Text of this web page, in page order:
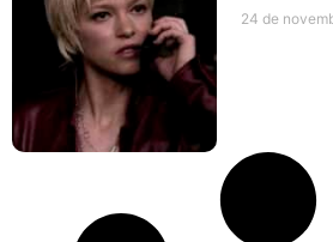
24 de